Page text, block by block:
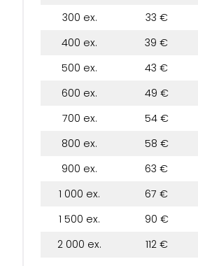
300 ex.
33 €
400 ex.
39 €
500 ex.
43 €
600 ex.
49 €
700 ex.
54 €
800 ex.
58 €
900 ex.
63 €
1 000 ex.
67 €
1 500 ex.
90 €
2 000 ex.
112 €